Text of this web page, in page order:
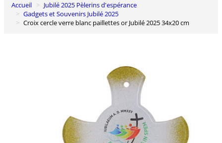
0
Panier
Accueil
Jubilé 2025 Pèlerins d'espérance
Gadgets et Souvenirs Jubilé 2025
Croix cercle verre blanc paillettes or Jubilé 2025 34x20 cm